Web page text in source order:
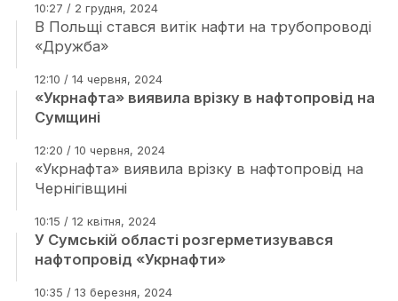
10:27 / 2 грудня, 2024
В Польщі стався витік нафти на трубопроводі
«Дружба»
12:10 / 14 червня, 2024
«Укрнафта» виявила врізку в нафтопровід на
Сумщині
12:20 / 10 червня, 2024
«Укрнафта» виявила врізку в нафтопровід на
Чернігівщині
10:15 / 12 квітня, 2024
У Сумській області розгерметизувався
нафтопровід «Укрнафти»
10:35 / 13 березня, 2024